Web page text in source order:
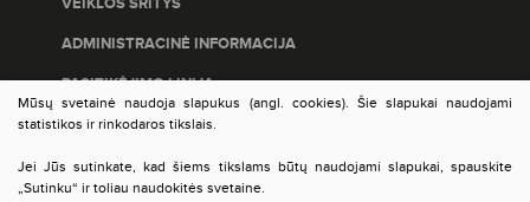
ADMINISTRACINĖ INFORMACIJA
PASITIKĖJIMO LINIJA
PASLAUGŲ ĮVERTINIMAS
DUOMENŲ APSAUGA
Mūsų svetainė naudoja slapukus (angl. cookies). Šie slapukai naudojami
statistikos ir rinkodaros tikslais.
Jei Jūs sutinkate, kad šiems tikslams būtų naudojami slapukai, spauskite
„Sutinku“ ir toliau naudokitės svetaine.